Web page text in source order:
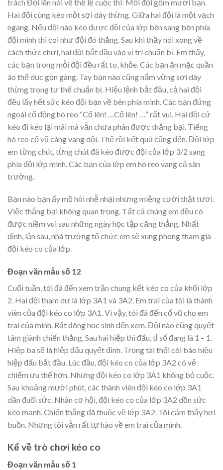
trách Đội lên nói về thể lệ cuộc thi: Mỗi đội gồm mười bạn.
Hai đội cùng kéo một sợi dây thừng. Giữa hai đội là một vạch
ngang. Nếu đội nào kéo được đội của lớp bên sang bên phía
đội mình thì coi như đội đó thắng. Sau khi thầy nói xong về
cách thức chơi, hai đội bắt đầu vào vị trí chuẩn bị. Em thấy,
các bạn trong mỗi đội đều rất to, khỏe. Các bạn ăn mặc quần
áo thể dục gọn gàng. Tay bạn nào cũng nắm vững sợi dây
thừng trong tư thế chuẩn bị. Hiệu lệnh bắt đầu, cả hai đội
đều lấy hết sức kéo đội bạn về bên phía mình. Các bạn đứng
ngoài cổ động hò reo “Cố lên! …Cố lên! …” rất vui. Hai đội cứ
kéo đi kéo lại mãi mà vẫn chưa phân được thắng bại. Tiếng
hò reo cổ vũ càng vang dội. Thế rồi kết quả cũng đến. Đội lớp
em từng chút, từng chút đã kéo được đội của lớp 3/2 sang
phía đội lớp mình. Các bạn của lớp em hò reo vang cả sân
trường.
Bạn nào bạn ấy mồ hôi nhễ nhại nhưng miệng cười thật tươi.
Việc thắng bại không quan trọng. Tất cả chúng em đều có
được niềm vui sau những ngày học tập căng thẳng. Nhất
định, lần sau, nhà trường tổ chức em sẽ xung phong tham gia
đội kéo co của lớp.
Đoạn văn mẫu số 12
Cuối tuần, tôi đã đến xem trận chung kết kéo co của khối lớp
2. Hai đội tham dự là lớp 3A1 và 3A2. Em trai của tôi là thành
viên của đội kéo co lớp 3A1. Vì vậy, tôi đã đến cổ vũ cho em
trai của mình. Rất đông học sinh đến xem. Đội nào cũng quyết
tâm giành chiến thắng. Sau hai hiệp thi đấu, tỉ số đang là 1 – 1.
Hiệp ba sẽ là hiệp đấu quyết định. Trọng tài thổi còi báo hiệu
hiệp đấu bắt đầu. Lúc đầu, đội kéo co của lớp 3A2 có vẻ
chiếm ưu thế hơn. Nhưng đội kéo co lớp 3A1 không bỏ cuộc.
Sau khoảng mười phút, các thành viên đội kéo co lớp 3A1
dần đuối sức. Nhân cơ hội, đội kéo co của lớp 3A2 dồn sức
kéo mạnh. Chiến thắng đã thuộc về lớp 3A2. Tôi cảm thấy hơi
buồn. Nhưng tôi vẫn rất tự hào về em trai của mình.
Kể về trò chơi kéo co
Đoạn văn mẫu số 1